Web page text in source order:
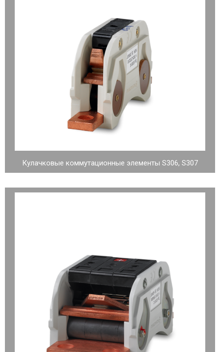
Кулачковые коммутационные элементы S306, S307